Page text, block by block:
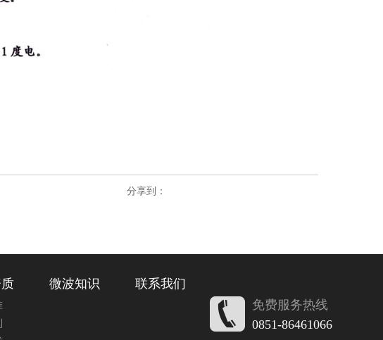
分享到：
微波知识
联系我们
免费服务热线
0851-86461066